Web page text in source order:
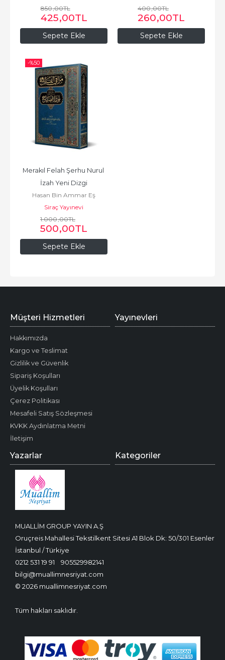
Sepete Ekle
850,00TL
425,00TL
Sepete Ekle
400,00TL
260,00TL
-%50
Sepete Ekle
Merakıl Felah Şerhu Nurul
İzah Yeni Dizgi
Hasan Bin Ammar Eş
Şürünbülali
Siraç Yayınevi
1.000,00TL
500,00TL
MUALLİM GROUP YAYIN A.Ş
Oruçreis Mahallesi Tekstilkent Sitesi A1 Blok Dk: 50/301 Esenler
İstanbul / Türkiye
0212 531 19 91
905529982141
bilgi@muallimnesriyat.com
© 2026 muallimnesriyat.com
Tüm hakları saklıdır.
Müşteri Hizmetleri
Hakkımızda
Kargo ve Teslimat
Gizlilik ve Güvenlik
Sipariş Koşulları
Üyelik Koşulları
Çerez Politikası
Mesafeli Satış Sözleşmesi
KVKK Aydınlatma Metni
İletişim
Yayınevleri
Yazarlar Kategoriler